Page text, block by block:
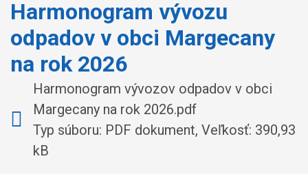
Harmonogram vývozu
odpadov v obci Margecany
na rok 2026
Harmonogram vývozov odpadov v obci
Margecany na rok 2026.pdf
Typ súboru: PDF dokument, Veľkosť: 390,93
kB